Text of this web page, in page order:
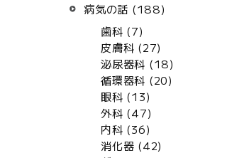
病気の話 (188)
歯科 (7)
皮膚科 (27)
泌尿器科 (18)
循環器科 (20)
眼科 (13)
外科 (47)
内科 (36)
消化器 (42)